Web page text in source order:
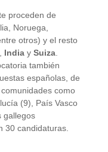
proceden de
Noruega,
otros) y el resto
India y Suiza.
también
españolas, de
como
(9), País Vasco
gallegos
30 candidaturas.